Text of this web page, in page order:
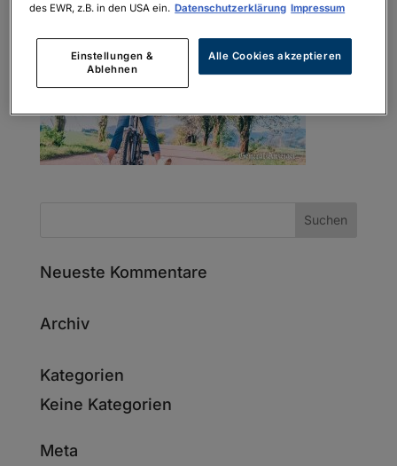
Neueste Kommentare
Archiv
Kategorien
Keine Kategorien
Meta
des EWR, z.B. in den USA ein. Datenschutzerklärung Impressum
Einstellungen &
Ablehnen
Alle Cookies akzeptieren